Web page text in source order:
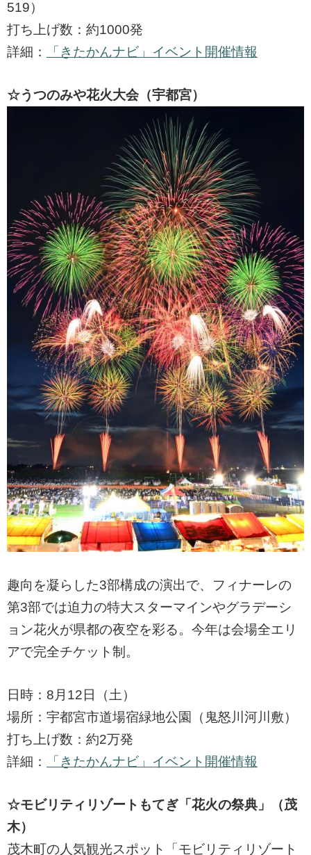
519）
打ち上げ数：約1000発
詳細：
「きたかんナビ」イベント開催情報
☆うつのみや花火大会（宇都宮）
趣向を凝らした3部構成の演出で、フィナーレの
第3部では迫力の特大スターマインやグラデーシ
ョン花火が県都の夜空を彩る。今年は会場全エリ
アで完全チケット制。
日時：8月12日（土）
場所：宇都宮市道場宿緑地公園（鬼怒川河川敷）
打ち上げ数：約2万発
詳細：
「きたかんナビ」イベント開催情報
☆モビリティリゾートもてぎ「花火の祭典」（茂
木）
茂木町の人気観光スポット「モビリティリゾート